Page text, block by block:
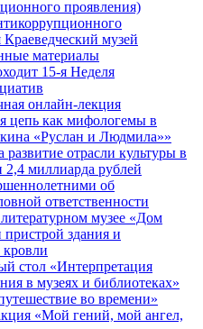
проявления)
Краеведческий музей
материалы
15-я Неделя
онлайн-лекция
цепь как мифологемы в
«Руслан и Людмила»»
отрасли культуры в
2,4 миллиарда рублей
об
ответственности
музее «Дом
здания и
кровли
стол «Интерпретация
в музеях и библиотеках»
во времени»
«Мой гений, мой ангел,